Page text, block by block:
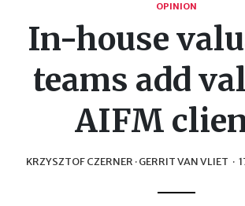
OPINION
In-house
teams add
AIFM
KRZYSZTOF CZERNER · GERRIT VAN VLIET ·